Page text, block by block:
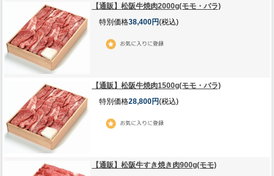
【通販】松阪牛焼肉2000g(モモ・バラ)
特別価格38,400円(税込)
【通販】松阪牛焼肉1500g(モモ・バラ)
特別価格28,800円(税込)
【通販】松阪牛すき焼き肉900g(モモ)